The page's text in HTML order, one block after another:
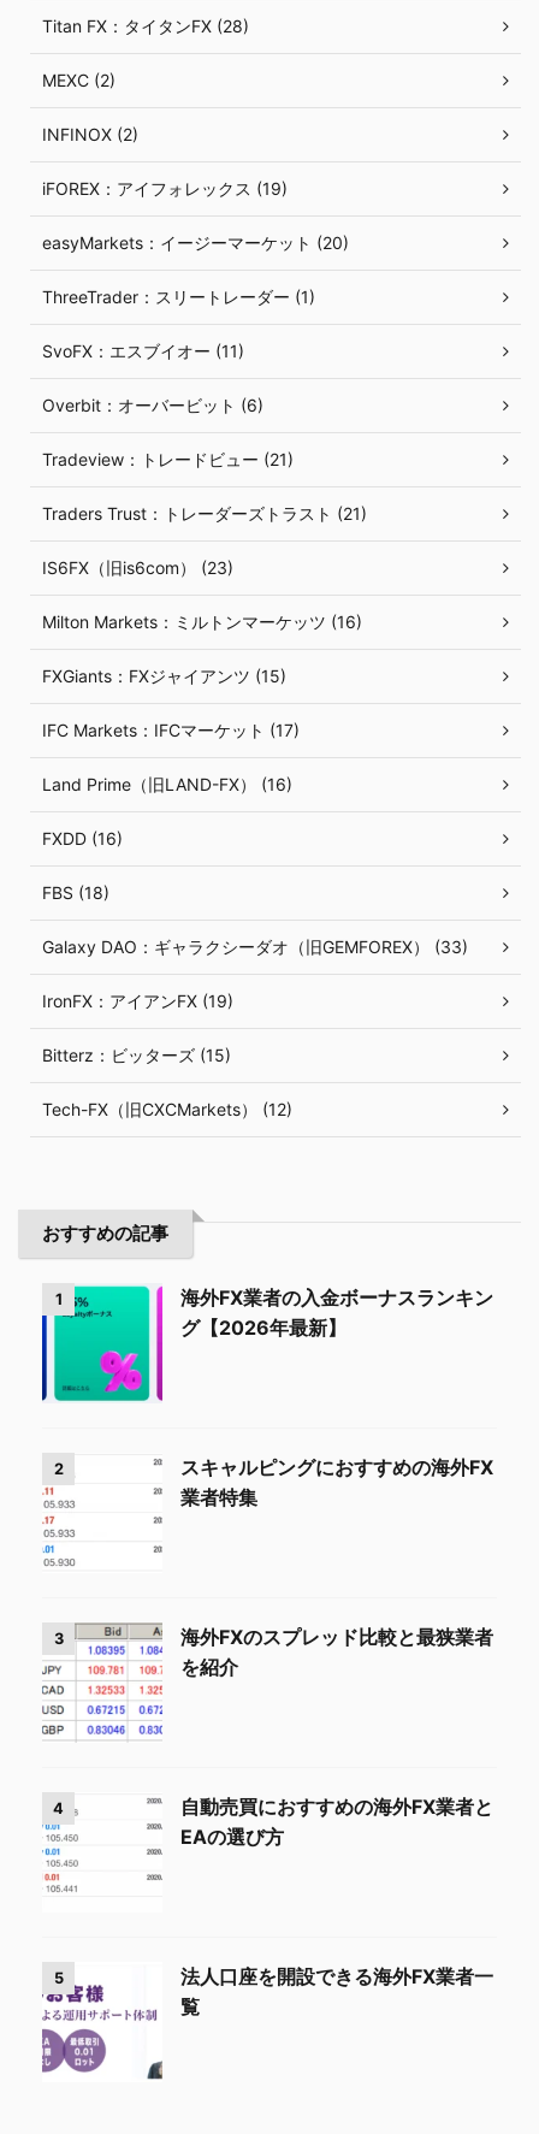
Titan FX：タイタンFX (28)
MEXC (2)
INFINOX (2)
iFOREX：アイフォレックス (19)
easyMarkets：イージーマーケット (20)
ThreeTrader：スリートレーダー (1)
SvoFX：エスブイオー (11)
Overbit：オーバービット (6)
Tradeview：トレードビュー (21)
Traders Trust：トレーダーズトラスト (21)
IS6FX（旧is6com） (23)
Milton Markets：ミルトンマーケッツ (16)
FXGiants：FXジャイアンツ (15)
IFC Markets：IFCマーケット (17)
Land Prime（旧LAND-FX） (16)
FXDD (16)
FBS (18)
Galaxy DAO：ギャラクシーダオ（旧GEMFOREX） (33)
IronFX：アイアンFX (19)
Bitterz：ビッターズ (15)
Tech-FX（旧CXCMarkets） (12)
おすすめの記事
1
海外FX業者の入金ボーナスランキン
グ【2026年最新】
2
スキャルピングにおすすめの海外FX
業者特集
3
海外FXのスプレッド比較と最狭業者
を紹介
4
自動売買におすすめの海外FX業者と
EAの選び方
5
法人口座を開設できる海外FX業者一
覧